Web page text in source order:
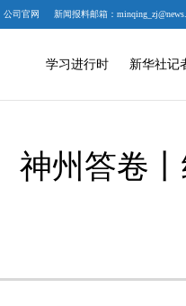
公司官网 新闻报料邮箱：
学习进行时 新华社记
神州答卷